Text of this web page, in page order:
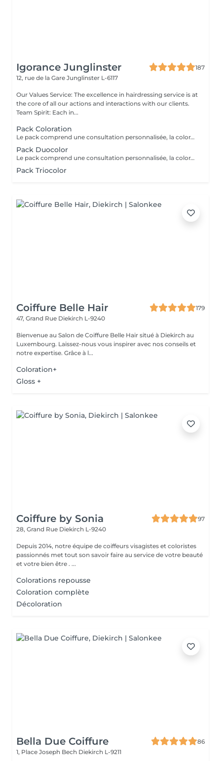
Igorance Junglinster
187
12, rue de la Gare Junglinster L-6117
Our Values Service: The excellence in hairdressing service is at
the core of all our actions and interactions with our clients.
Team Spirit: Each in...
Pack Coloration
Le pack comprend une consultation personnalisée, la coloration des racines avec les produits L’OREAL PROFESSIONNEL , shampooing et conditionneur spécifiques REDKEN , le séchage et les produits de finitions REDKEN. Option Coupe : la coupe IGORANCE ( finition sur cheveux secs), le séchage et les produits de finitions REDKEN. * Tarifs à titre indicatifs à confirmer après la consultation personnalisée établit auprès de votre coiffeur/stylist/spécialiste * La direction se réserve le droit d’apporter des modifications pour le bon fonctionnement du salon
Pack Duocolor
Le pack comprend une consultation personnalisée, la coloration des racines et un coup de soleil avec les produits LOREAL PROFESSIONNEL , shampooing et conditionneur spécifiques REDKEN , le séchage et les produits de styling REDKEN Option Coupe : la coupe IGORANCE ( finition sur cheveux secs), le séchage et les produits de styling REDKEN. * Tarifs à titre indicatifs à confirmer après la consultation personnalisée établit auprès de votre coiffeur/stylist/spécialiste * La direction se réserve le droit d’apporter des modifications pour le bon fonctionnement du salon
Pack Triocolor
Coiffure Belle Hair
179
47, Grand Rue Diekirch L-9240
Bienvenue au Salon de Coiffure Belle Hair situé à Diekirch au
Luxembourg. Laissez-nous vous inspirer avec nos conseils et
notre expertise. Grâce à l...
Coloration+
Gloss +
Coiffure by Sonia
97
28, Grand Rue Diekirch L-9240
Depuis 2014, notre équipe de coiffeurs visagistes et coloristes
passionnés met tout son savoir faire au service de votre beauté
et votre bien être . ...
Colorations repousse
Coloration complète
Décoloration
Bella Due Coiffure
86
1, Place Joseph Bech Diekirch L-9211